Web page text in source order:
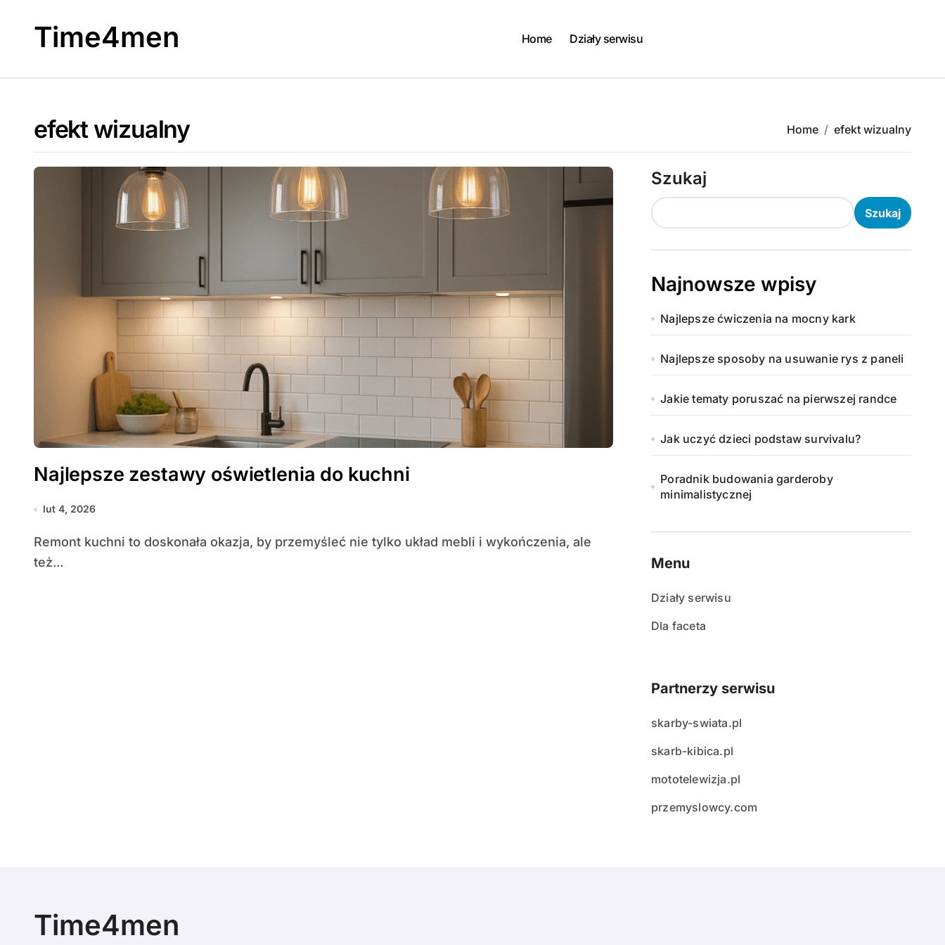
Time4men Home Działy serwisu
efekt wizualny Home efekt wizualny
Najlepsze zestawy oświetlenia do kuchni
lut 4, 2026
Remont kuchni to doskonała okazja, by przemyśleć nie tylko układ mebli i wykończenia, ale
też...
Szukaj
Szukaj
Najnowsze wpisy
Najlepsze ćwiczenia na mocny kark
Najlepsze sposoby na usuwanie rys z paneli
Jakie tematy poruszać na pierwszej randce
Jak uczyć dzieci podstaw survivalu?
Poradnik budowania garderoby
minimalistycznej
Menu
Działy serwisu
Dla faceta
Partnerzy serwisu
skarby-swiata.pl
skarb-kibica.pl
mototelewizja.pl
przemyslowcy.com
Time4men